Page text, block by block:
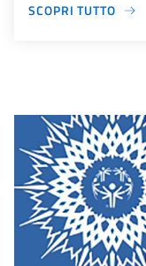
SCOPRI TUTTO